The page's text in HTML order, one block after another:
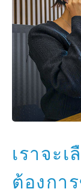
เราจะ
ต้องกา